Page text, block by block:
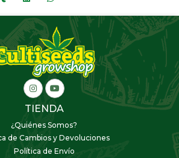
TIENDA
¿Quiénes Somos?
de Cambios y Devoluciones
Política de Envío